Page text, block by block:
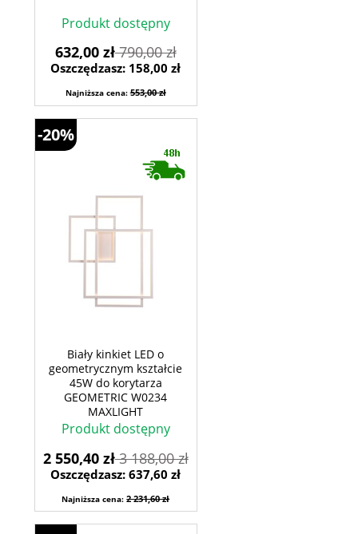
Produkt dostępny
632,00 zł790,00 zł
Oszczędzasz: 158,00 zł
Najniższa cena:553,00 zł
Biały kinkiet LED o
geometrycznym kształcie
45W do korytarza
GEOMETRIC W0234
MAXLIGHT
Produkt dostępny
2 550,40 zł3 188,00 zł
Oszczędzasz: 637,60 zł
Najniższa cena:2 231,60 zł
-20%